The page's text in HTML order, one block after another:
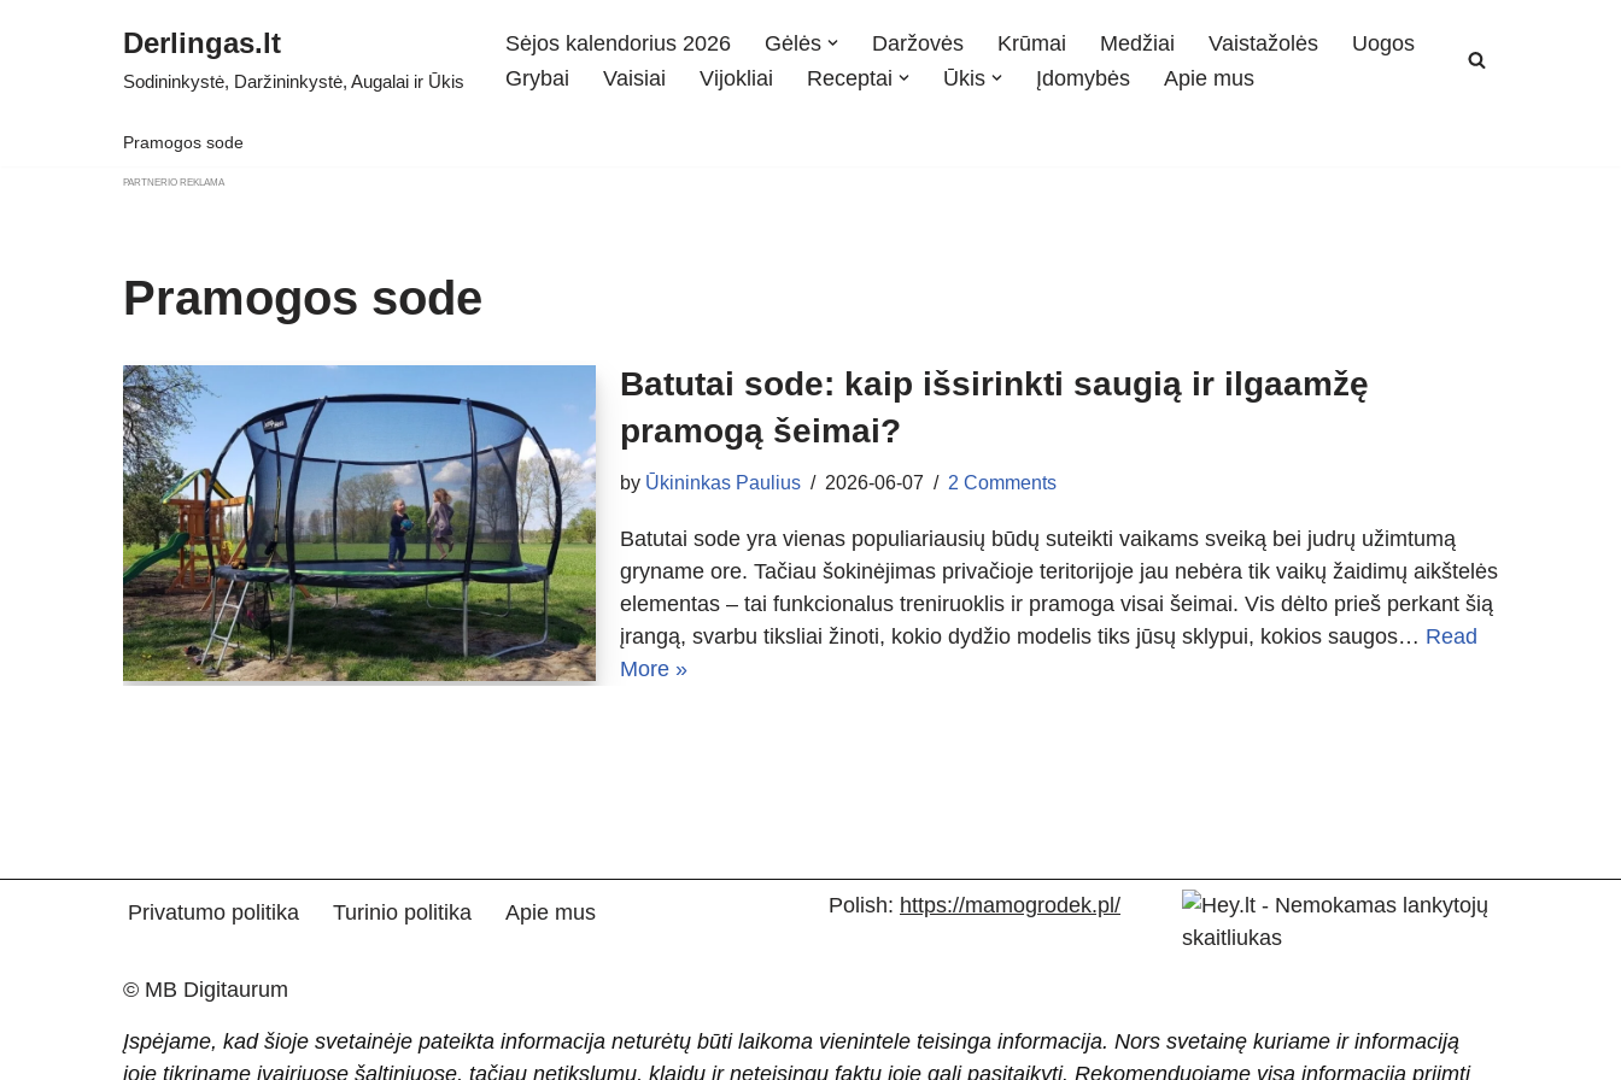
Derlingas.lt
Sodininkystė, Daržininkystė, Augalai ir Ūkis
Sėjos kalendorius 2026 Gėlės Daržovės Krūmai Medžiai Vaistažolės
Uogos
Grybai
Vaisiai Vijokliai Receptai Ūkis Įdomybės Apie mus
Pramogos sode
PARTNERIO REKLAMA
Pramogos sode
Batutai sode: kaip išsirinkti saugią ir ilgaamžę
pramogą šeimai?
by Ūkininkas Paulius 2026-06-07 2 Comments
Batutai sode yra vienas populiariausių būdų suteikti vaikams sveiką bei judrų užimtumą
gryname ore. Tačiau šokinėjimas privačioje teritorijoje jau nebėra tik vaikų žaidimų aikštelės
elementas – tai funkcionalus treniruoklis ir pramoga visai šeimai. Vis dėlto prieš perkant šią
įrangą, svarbu tiksliai žinoti, kokio dydžio modelis tiks jūsų sklypui, kokios saugos… Read
More »
Privatumo politika Turinio politika Apie mus Polish: https://mamogrodek.pl/
© MB Digitaurum
Įspėjame, kad šioje svetainėje pateikta informacija neturėtų būti laikoma vienintele teisinga informacija. Nors svetainę kuriame ir informaciją
joje tikriname įvairiuose šaltiniuose, tačiau netikslumų, klaidų ir neteisingų faktų joje gali pasitaikyti. Rekomenduojame visą informaciją priimti